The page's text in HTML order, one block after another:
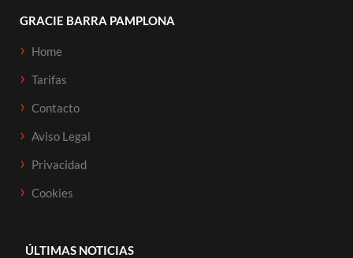
GRACIE BARRA PAMPLONA
Home
Tarifas
Contacto
Aviso Legal
Privacidad
Cookies
ÚLTIMAS NOTICIAS